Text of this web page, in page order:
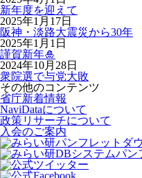
新年度を迎えて
2025年1月17日
阪神・淡路大震災から30年
2025年1月1日
謹賀新年🎍
2024年10月28日
衆院選で与党大敗
その他のコンテンツ
省庁新着情報
NaviDataについて
政策リサーチについて
入会のご案内